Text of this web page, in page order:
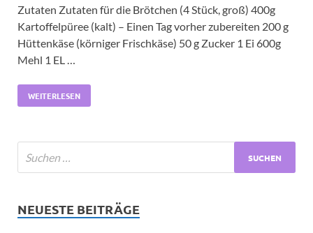
Zutaten Zutaten für die Brötchen (4 Stück, groß) 400g
Kartoffelpüree (kalt) – Einen Tag vorher zubereiten 200 g
Hüttenkäse (körniger Frischkäse) 50 g Zucker 1 Ei 600g
Mehl 1 EL …
WEITERLESEN
NEUESTE BEITRÄGE